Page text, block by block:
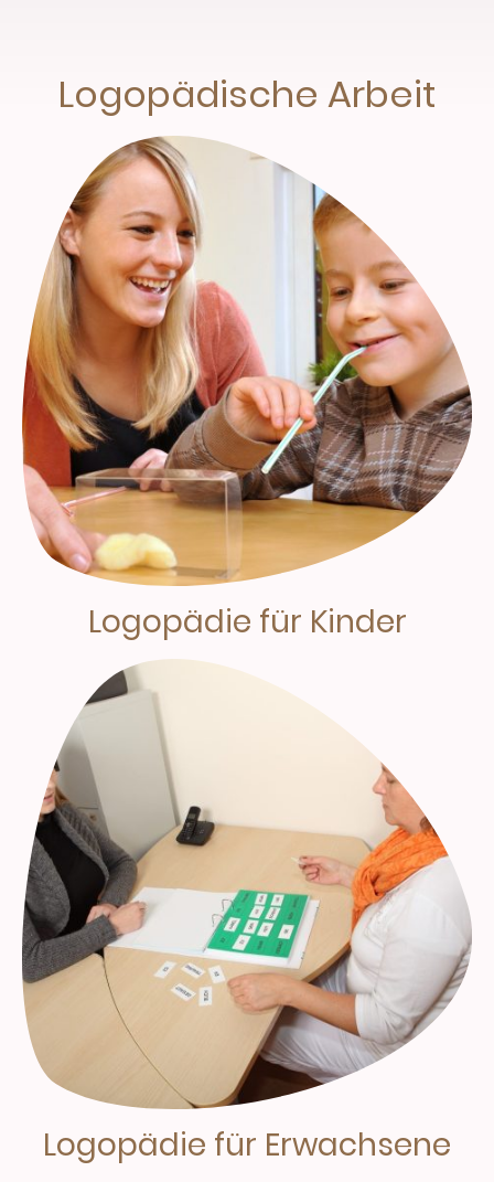
Logopädische Arbeit
Logopädie für Kinder
Logopädie für Erwachsene